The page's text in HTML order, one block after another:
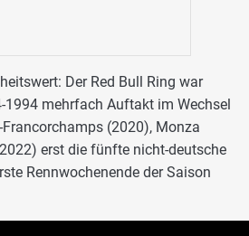
Der Red Bull Ring war
1994 mehrfach Auftakt im Wechsel
(2020), Monza
erst die fünfte nicht-deutsche
Rennwochenende der Saison